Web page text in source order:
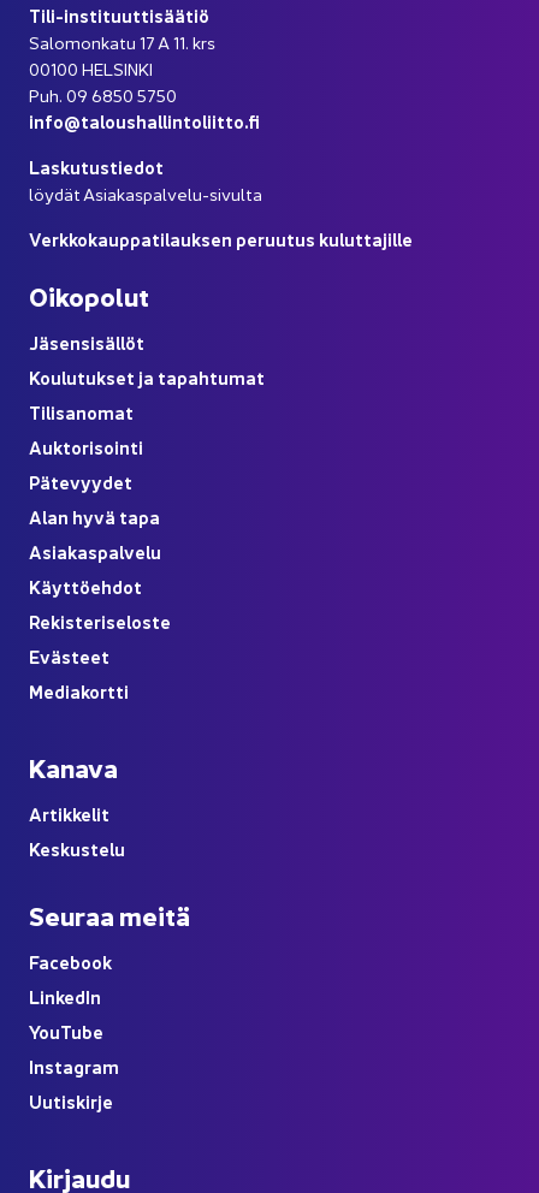
Tili-​instituuttisäätiö
Sa­lo­mon­ka­tu 17 A 11. krs
00100 HEL­SIN­KI
Puh. 09 6850 5750
info@ta­lous­hal­lin­to­liit­to.fi
Las­ku­tus­tie­dot
löy­dät Asiakaspalvelu-​sivulta
Verk­ko­kaup­pa­ti­lauk­sen pe­ruu­tus ku­lut­ta­jil­le
Oi­ko­po­lut
Jä­sen­si­säl­löt
Kou­lu­tuk­set ja ta­pah­tu­mat
Ti­li­sa­no­mat
Auk­to­ri­soin­ti
Pä­te­vyy­det
Alan hyvä tapa
Asia­kas­pal­ve­lu
Käyt­tö­eh­dot
Re­kis­te­ri­se­los­te
Eväs­teet
Me­dia­kort­ti
Ka­na­va
Ar­tik­ke­lit
Kes­kus­te­lu
Seu­raa meitä
Face­book
Lin­ke­dIn
YouTube
Ins­ta­gram
Uu­tis­kir­je
Kir­jau­du